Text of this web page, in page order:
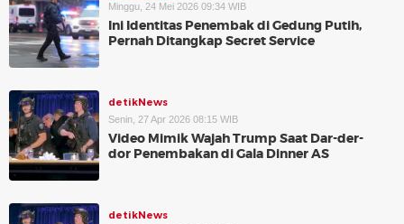
Minggu, 24 Mei 2026 09:34 WIB
Ini Identitas Penembak di Gedung Putih,
Pernah Ditangkap Secret Service
detikNews
Senin, 27 Apr 2026 08:15 WIB
Video Mimik Wajah Trump Saat Dar-der-
dor Penembakan di Gala Dinner AS
detikNews